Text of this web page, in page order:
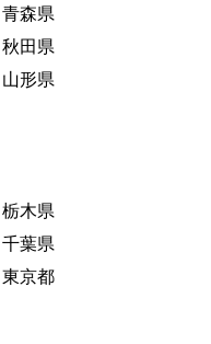
青森県
秋田県
山形県
栃木県
千葉県
東京都